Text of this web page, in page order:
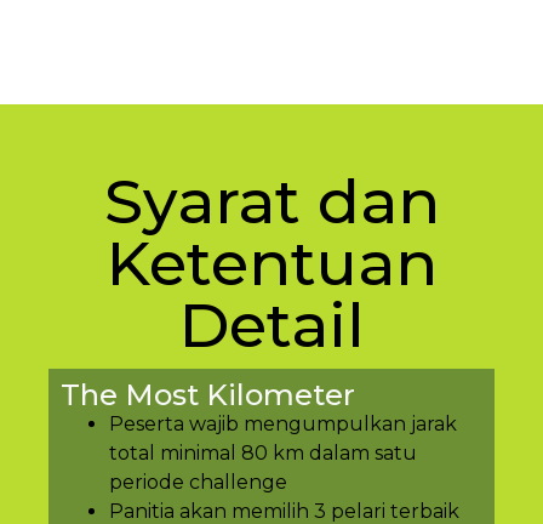
Syarat dan
Ketentuan
Detail
The Most Kilometer
Peserta wajib mengumpulkan jarak
total minimal 80 km dalam satu
periode challenge
Panitia akan memilih 3 pelari terbaik